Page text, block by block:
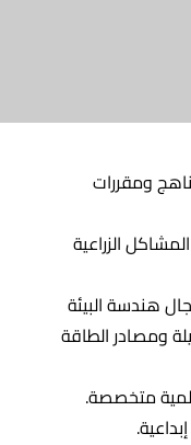
ومقررات
الزراعية
هندسة البيئة
ومصادر الطاقة
متخصصة.